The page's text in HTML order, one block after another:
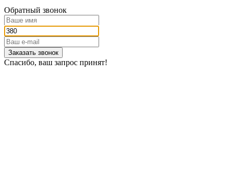
Обратный звонок
Заказать звонок
Спасибо, ваш запрос принят!